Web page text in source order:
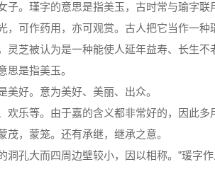
。瑾字的意思是指美玉，古时常与瑜字联
可作药用，亦可观赏。古人把它当作一种
芝被认为是一种能使人延年益寿、长生不
是指美玉。
美好。意为美好、美丽、出众。
欢乐等。由于嘉的含义都非常好的，因此多
，蒙笼。还有承继，继承之意。
孔大而四周边壁较小，因以相称。”瑗字